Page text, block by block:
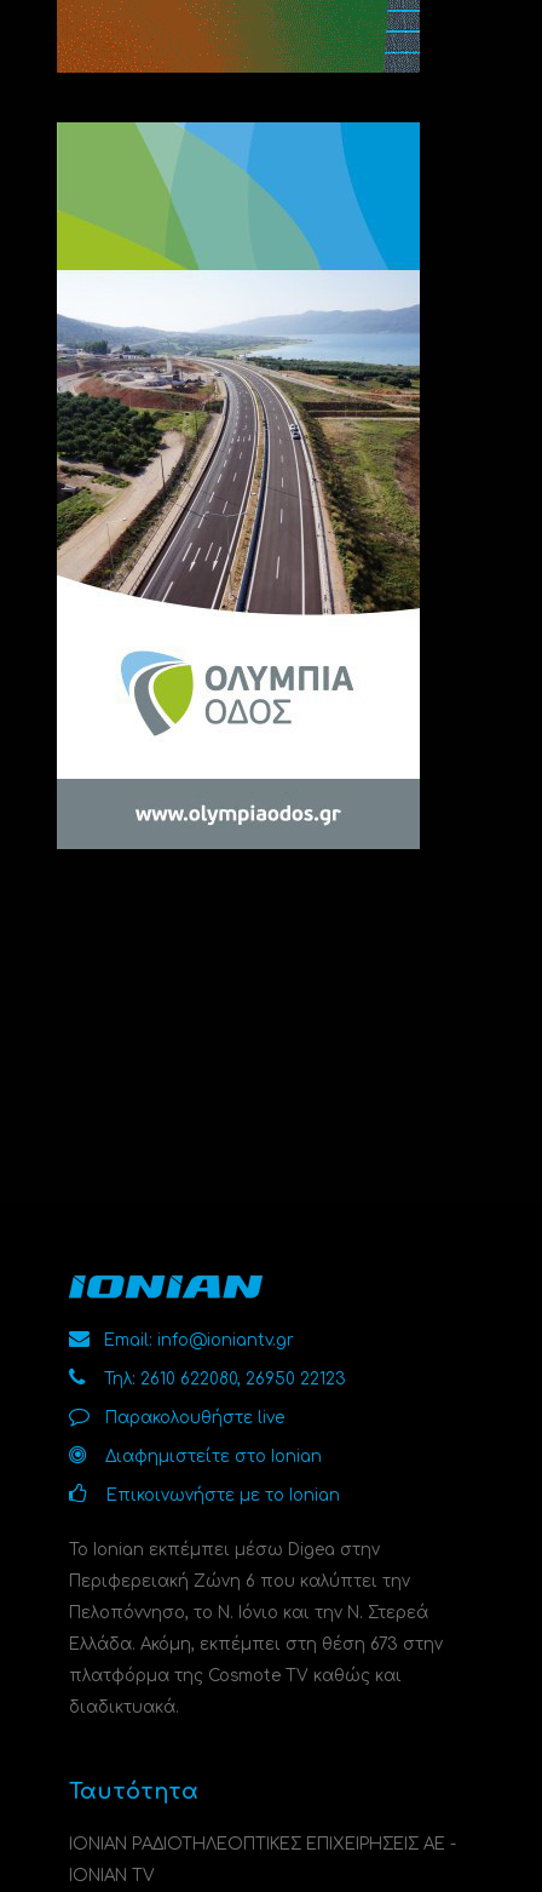
Email: info@ioniantv.gr
Τηλ: 2610 622080, 26950 22123
Παρακολουθήστε live
Διαφημιστείτε στο Ionian
Επικοινωνήστε με το Ionian
Το Ionian εκπέμπει μέσω Digea στην
Περιφερειακή Ζώνη 6 που καλύπτει την
Πελοπόννησο, το N. Ιόνιο και την Ν. Στερεά
Ελλάδα. Ακόμη, εκπέμπει στη θέση 673 στην
πλατφόρμα της Cosmote TV καθώς και
διαδικτυακά.
Ταυτότητα
ΙΟΝΙΑΝ ΡΑΔΙΟΤΗΛΕΟΠΤΙΚΕΣ ΕΠΙΧΕΙΡΗΣΕΙΣ ΑΕ -
IONIAN TV